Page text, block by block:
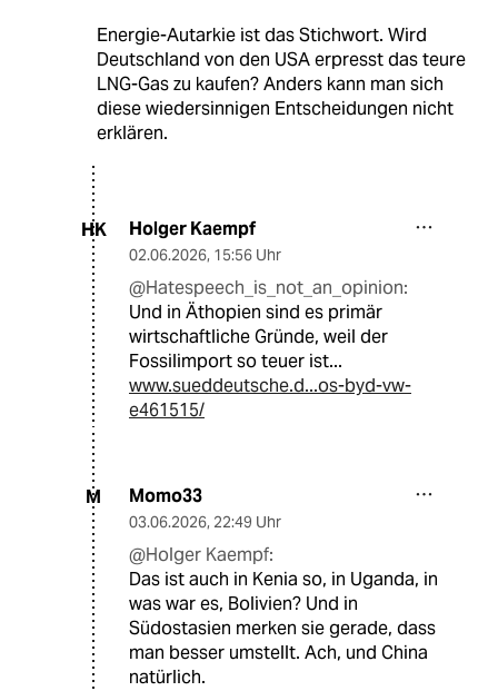
Energie-Autarkie ist das Stichwort. Wird
Deutschland von den USA erpresst das teure
LNG-Gas zu kaufen? Anders kann man sich
diese wiedersinnigen Entscheidungen nicht
erklären.
HK Holger Kaempf
02.06.2026, 15:56 Uhr
@Hatespeech_is_not_an_opinion:
Und in Äthopien sind es primär
wirtschaftliche Gründe, weil der
Fossilimport so teuer ist...
www.sueddeutsche.d...os-byd-vw-
e461515/
M Momo33
03.06.2026, 22:49 Uhr
@Holger Kaempf:
Das ist auch in Kenia so, in Uganda, in
was war es, Bolivien? Und in
Südostasien merken sie gerade, dass
man besser umstellt. Ach, und China
natürlich.